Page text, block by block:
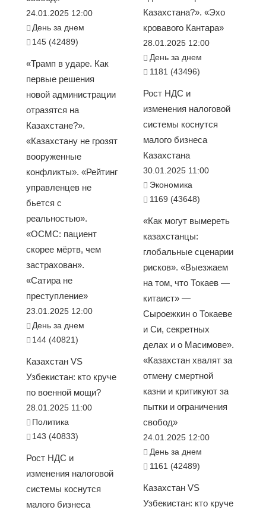
24.01.2025 12:00
День за днем
145 (42489)
«Трамп в ударе. Как
первые решения
новой администрации
отразятся на
Казахстане?».
«Казахстану не грозят
вооруженные
конфликты». «Рейтинг
управленцев не
бьется с
реальностью».
«ОСМС: пациент
скорее мёртв, чем
застрахован».
«Сатира не
преступление»
23.01.2025 12:00
День за днем
144 (40821)
Казахстан VS
Узбекистан: кто круче
по военной мощи?
28.01.2025 11:00
Политика
143 (40833)
Рост НДС и
изменения налоговой
системы коснутся
малого бизнеса
Казахстана?». «Эхо
кровавого Кантара»
28.01.2025 12:00
День за днем
1181 (43496)
Рост НДС и
изменения налоговой
системы коснутся
малого бизнеса
Казахстана
30.01.2025 11:00
Экономика
1169 (43648)
«Как могут вымереть
казахстанцы:
глобальные сценарии
рисков». «Выезжаем
на том, что Токаев —
китаист» —
Сыроежкин о Токаеве
и Си, секретных
делах и о Масимове».
«Казахстан хвалят за
отмену смертной
казни и критикуют за
пытки и ограничения
свобод»
24.01.2025 12:00
День за днем
1161 (42489)
Казахстан VS
Узбекистан: кто круче